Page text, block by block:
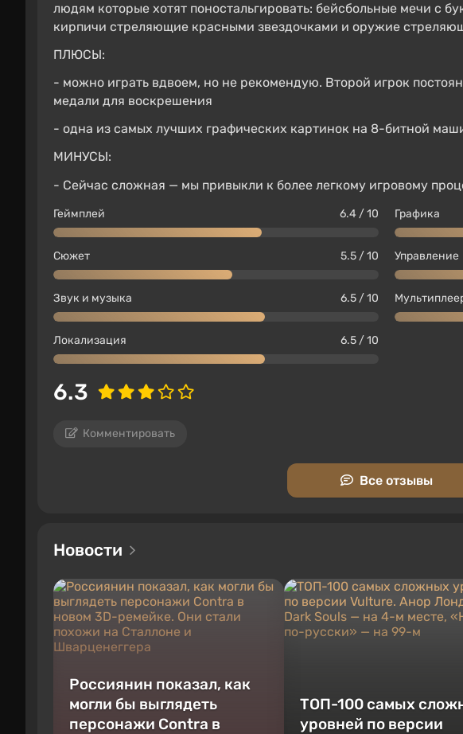
людям которые хотят поностальгировать: бейсбольные мечи с
кирпичи стреляющие красными звездочками и оружие
ПЛЮСЫ:
- можно играть вдвоем, но не рекомендую. Второй игрок
медали для воскрешения
- одна из самых лучших графических картинок на 8-битной
МИНУСЫ:
- Сейчас сложная — мы привыкли к более легкому игровому
Геймплей 6.4 / 10 Графика
Сюжет 5.5 / 10 Управление
Звук и музыка 6.5 / 10
Локализация 6.5 / 10
6.3
Комментировать
Все отзывы
Новости
Россиянин показал, как
могли бы выглядеть
персонажи Contra в
ТОП-100 самых
уровней по версии